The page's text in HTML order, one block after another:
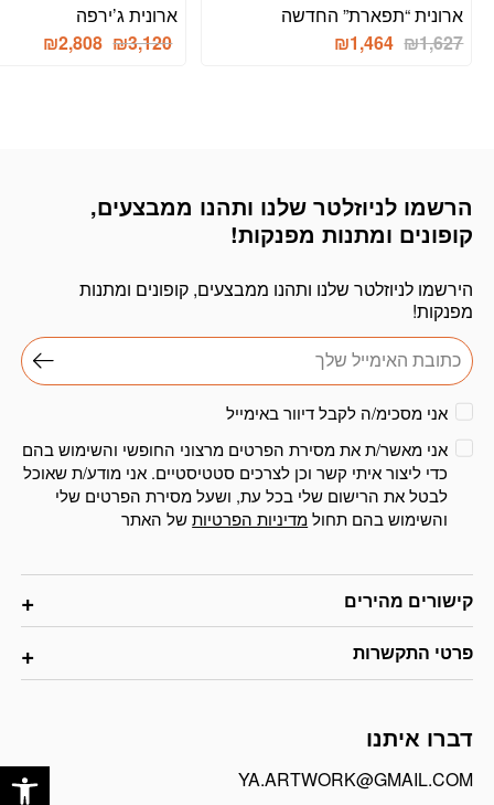
ארונית “תפארת” החדשה
₪1,627
₪1,464
ארונית ג’ירפה
המחיר₪3,120
המחיר
₪2,808
קישורים מהירים
פרטי התקשרות
דברו איתנו
YA.ARTWORK@GMAIL.COM
הרשמו לניוזלטר שלנו ותהנו ממבצעים,
קופונים ומתנות מפנקות!
הירשמו לניוזלטר שלנו ותהנו ממבצעים, קופונים ומתנות
מפנקות!
דוא׳׳ל
אני מסכימ/ה לקבל דיוור באימייל
אני מאשר/ת את מסירת הפרטים מרצוני החופשי והשימוש בהם
כדי ליצור איתי קשר וכן לצרכים סטטיסטיים. אני מודע/ת שאוכל
לבטל את הרישום שלי בכל עת, ושעל מסירת הפרטים שלי
והשימוש בהם תחולמדיניות הפרטיותשל האתר